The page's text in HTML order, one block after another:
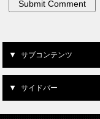
サブコンテンツ
サイドバー